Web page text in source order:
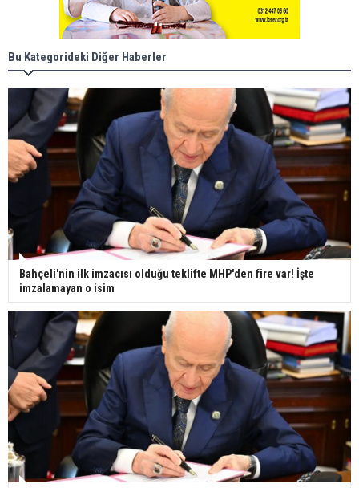
Bu Kategorideki Diğer Haberler
Bahçeli'nin ilk imzacısı olduğu teklifte MHP'den fire var! İşte
imzalamayan o isim